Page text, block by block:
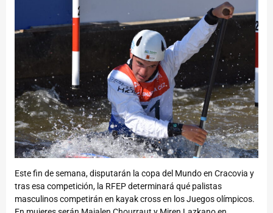
Este fin de semana, disputarán la copa del Mundo en Cracovia y
tras esa competición, la RFEP determinará qué palistas
masculinos competirán en kayak cross en los Juegos olímpicos.